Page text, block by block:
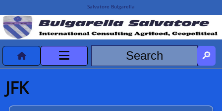
Salvatore Bulgarella
CVvCredits
HOME
JFK